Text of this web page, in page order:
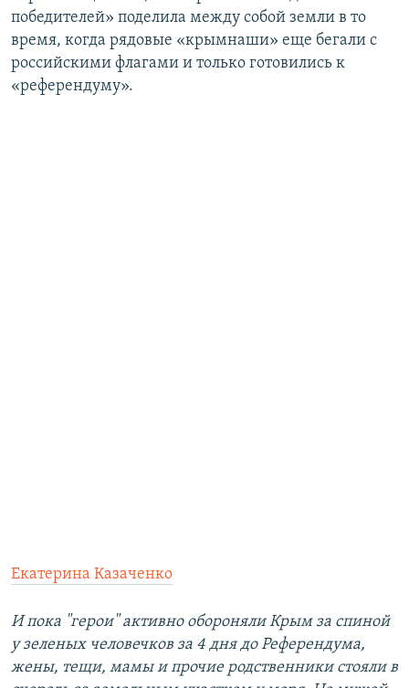
победителей» поделила между собой земли в то
время, когда рядовые «крымнаши» еще бегали с
российскими флагами и только готовились к
«референдуму».
Екатерина Казаченко
И пока "герои" активно обороняли Крым за спиной
у зеленых человечков за 4 дня до Референдума,
жены, тещи, мамы и прочие родственники стояли в